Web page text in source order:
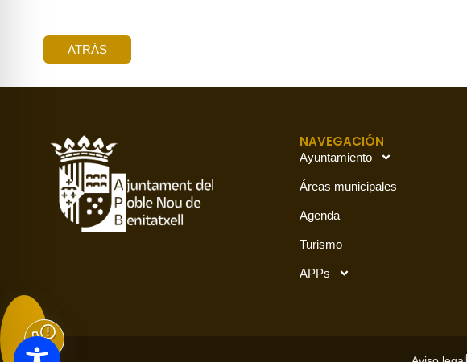
ATRÁS
NAVEGACIÓN
Ayuntamiento
Áreas municipales
Agenda
Turismo
APPs